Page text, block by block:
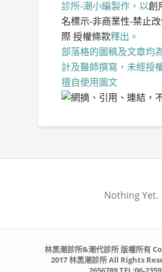
診所-潮小編製作，以創
名標示-非商業性-禁止改
際 授權條款釋出。
部落格的圖稿及文章均
計及醫師撰寫，未經授
擅自使用圖文
Nothing Yet.
林黑潮診所&潮代診所 版權所有
2017 林黑潮診所 All Rights